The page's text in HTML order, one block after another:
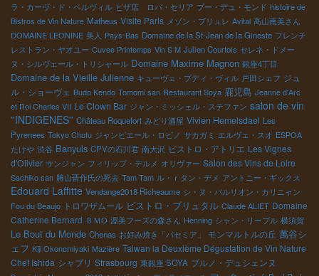
ラ・カーヴ・ド・ベルヴィル ピザ店 ロバ・セリア ブー・デュ・モンド histoire de
Bistros de Vin Nature Matheus Visite Paris メゾン・ブリュレ Avital 高山南美さん
DOMAINE LEONINE 美人 Pays-Bas Domaine de la St-Jean de la Gineste フレンチ
レストラン・ヤオユー Cuvee Printemps Vin S M Julien Courtois セレネ・ドメー
ヌ・シルヴェール・トリシャール Domaine Maxime Magnon 銀座4丁目
Domaine de la Vieille Julienne キューヴェ・ブディ・ヴィル 戸田シェフ ジュ
ル・ショーヴェ Budo Kendo Tomomi san Restaurant Soya 鹿児島 Jeanne d'Arc
et Roi Charles VII Le Clown Bar ジャン・ミッシェル・ステファン salon de vin
''INDIGENES'' Château Roquefort みどり酒屋 Vivien Hemelsdael Les
Pyrenees Tokyo Chofu ジャンピエール・ロビノ サカガミ エルヴェ・スオ ESPOA
たけや 渋谷 Banyuls CPVの石川君 南大沢 ビストロ・アトリエ Les Vignes
d'Olivier サンジャン フィリップ・デルメ オリヴァー Salon des Vins de Loire
Sachiko san 勝山晋作氏の死去 Tam Tam ル・ｒタン・デメ アントニー・ギックス
Edouard Laffitte Vendange2018 Richeaume シ・ヌ・パルリオン・カリニャン
Fou du Beaujo トロワザムール ビストロ・ブリュタル Claude ALIET Domaine
Catherine Bernard ＢＭО 渥美フーズの森さん Henning シャン・リーブル 横須賀
Le Bout du Monde Chenas お好み焼き「パセミア」 モンマルトルの丘 萬谷シ
ェフ Kiji Okonomiyaki Mazière Taiwan la Deuxième Dégustation de Vin Nature
Chef Ishida シャブリ Strasbourg 東銀座 SOYA ブルノ・デュシェンヌ